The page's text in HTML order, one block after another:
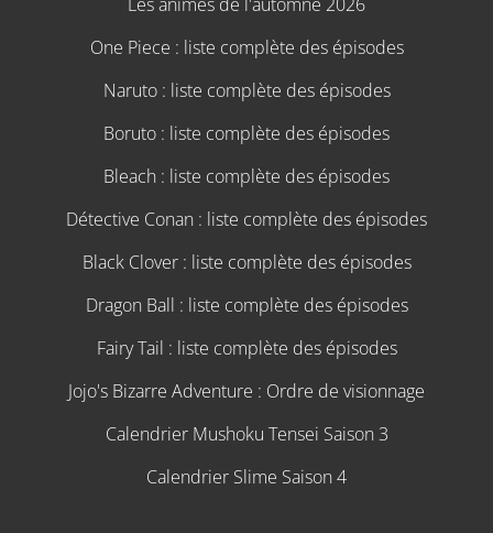
One Piece : liste complète des épisodes
Naruto : liste complète des épisodes
Boruto : liste complète des épisodes
Bleach : liste complète des épisodes
Détective Conan : liste complète des épisodes
Black Clover : liste complète des épisodes
Dragon Ball : liste complète des épisodes
Fairy Tail : liste complète des épisodes
Jojo's Bizarre Adventure : Ordre de visionnage
Calendrier Mushoku Tensei Saison 3
Calendrier Slime Saison 4